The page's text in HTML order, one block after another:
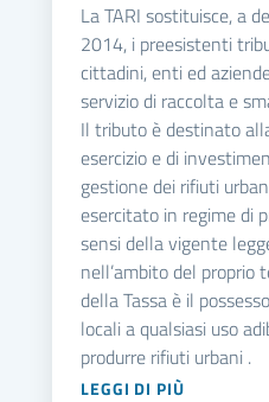
La TARI sostituisce, a
2014, i preesistenti
cittadini, enti ed
servizio di raccolta e
Il tributo è destinato
esercizio e di
gestione dei rifiuti
esercitato in regime di
sensi della vigente
nell’ambito del proprio
della Tassa è il
locali a qualsiasi uso
produrre rifiuti urbani .
LEGGI DI PIÙ